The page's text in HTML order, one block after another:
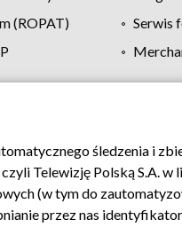
(ROPAT)
Serwis
Pomoc Biuro
śledzenia i
Telewizję Polską S.A. w
(w tym do
przez nas